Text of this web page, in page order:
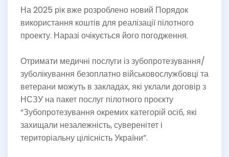
На 2025 рік вже розроблено новий Порядок
використання коштів для реалізації пілотного
проекту. Наразі очікується його погодження.
Отримати медичні послуги із зубопротезування/
зуболікування безоплатно військовослужбовці та
ветерани можуть в закладах, які уклали договір з
НСЗУ на пакет послуг пілотного проєкту
“Зубопротезування окремих категорій осіб, які
захищали незалежність, суверенітет і
територіальну цілісність України”.